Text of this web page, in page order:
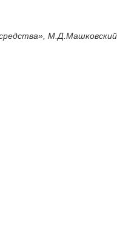
М.Д.Машковский